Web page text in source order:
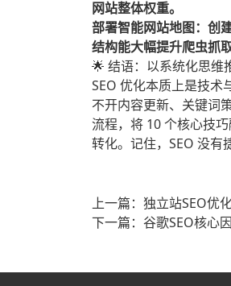
网站整体权重。
部署智能网站地图：创
结构能大幅提升爬虫抓
🌟 结语：以系统化思维
SEO 优化本质上是技术
不开内容更新、关键词
流程，将 10 个核心技
转化。记住，SEO 没有
上一篇：独立站SEO优
下一篇：谷歌SEO核心